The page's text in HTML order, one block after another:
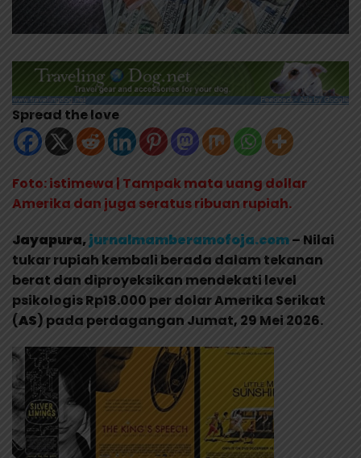
Spread the love
Foto: istimewa | Tampak mata uang dollar
Amerika dan juga seratus ribuan rupiah.
Jayapura,jurnalmamberamofoja.com– Nilai
tukar rupiah kembali berada dalam tekanan
berat dan diproyeksikan mendekati level
psikologis Rp18.000 per dolar Amerika Serikat
(AS) pada perdagangan Jumat, 29 Mei 2026.